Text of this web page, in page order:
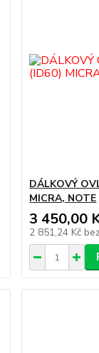
DÁLKOVÝ
MICRA, NOTE
3 450,00
2 851,24 Kč